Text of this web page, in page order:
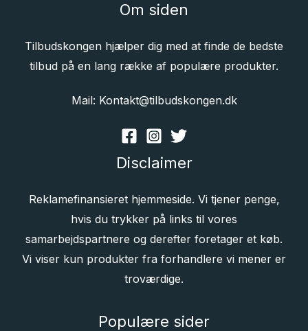
Om siden
Tilbudskongen hjælper dig med at finde de bedste
tilbud på en lang række af populære produkter.
Mail: Kontakt@tilbudskongen.dk
Disclaimer
Reklamefinansieret hjemmeside. Vi tjener penge,
hvis du trykker på links til vores
samarbejdspartnere og derefter foretager et køb.
Vi viser kun produkter fra forhandlere vi mener er
troværdige.
Populære sider